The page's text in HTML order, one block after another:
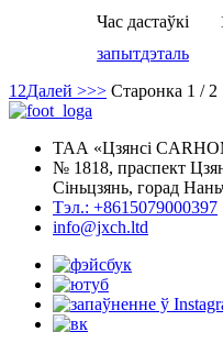
Час дастаўкі
запытдэталь
1 2Далей >>> Старонка 1 / 2
ТАА «Цзянсі
№ 1818, праспект
Сіньцзянь, горад
Тэл.: +8615079000397
info@jxch.ltd